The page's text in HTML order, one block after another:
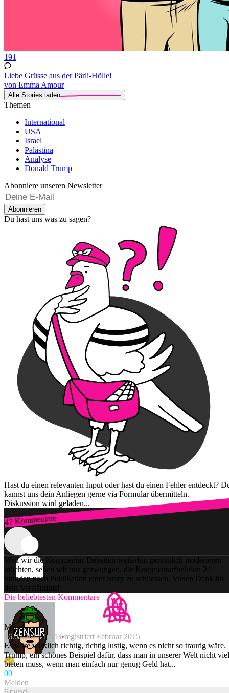
191
Liebe Grüsse aus der Pärli-Hölle!
von Emma Amour
Alle Stories laden
Themen
International
USA
Israel
Palästina
Analyse
Donald Trump
Abonniere unseren Newsletter
Abonnieren
Du hast uns was zu sagen?
Hast du einen relevanten Input oder hast du einen Fehler entdeckt?
kannst uns dein Anliegen gerne via Formular übermitteln.
Diskussion wird geladen...
47 Kommentare
Zum Login
Weil wir die Kommentar-Debatten weiterhin persönlich moderieren
möchten, sehen wir uns gezwungen, die Kommentarfunktion 24
Stunden nach Publikation einer Story zu schliessen. Vielen Dank für
dein Verständnis!
Die beliebtesten Kommentare
Menel
16.02.2017 17:43 registriert Februar 2015
Es wäre wirklich richtig, richtig lustig, wenn es nicht so traurig wäre.
Trump, ein schönes Beispiel dafür, dass man in unserer Welt nicht viel
bieten muss, wenn man einfach nur genug Geld hat...
00
Melden